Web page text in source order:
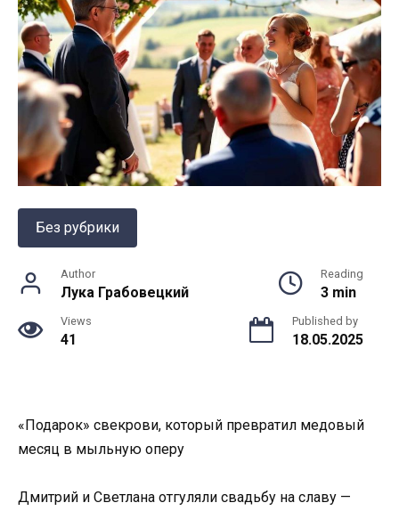
Без рубрики
Author
Лука Грабовецкий
Reading
3 min
Views
41
Published by
18.05.2025
«Подарок» свекрови, который превратил медовый
месяц в мыльную оперу
Дмитрий и Светлана отгуляли свадьбу на славу —